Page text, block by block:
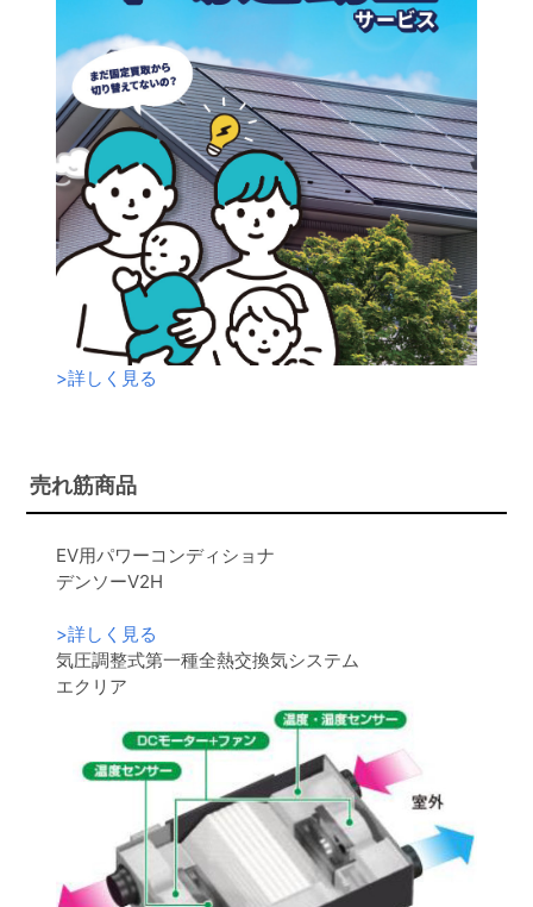
>詳しく見る
売れ筋商品
EV用パワーコンディショナ
デンソーV2H
>詳しく見る
気圧調整式第一種全熱交換気システム
エクリア